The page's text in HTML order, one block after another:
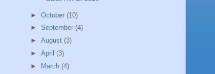
► October (10)
► September (4)
► August (3)
► April (3)
► March (4)